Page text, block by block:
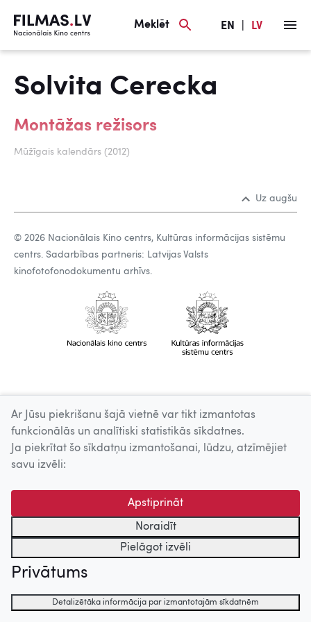
Meklēt EN LV
Solvita Cerecka
Montāžas režisors
Mūžīgais kalendārs (2012)
Uz augšu
© 2026 Nacionālais Kino centrs, Kultūras informācijas sistēmu
centrs. Sadarbības partneris: Latvijas Valsts
kinofotofonodokumentu arhīvs.
Ar Jūsu piekrišanu šajā vietnē var tikt izmantotas
funkcionālās un analītiski statistikās sīkdatnes.
Ja piekrītat šo sīkdatņu izmantošanai, lūdzu, atzīmējiet
savu izvēli:
Apstiprināt
Noraidīt
Pielāgot izvēli
Privātums
Detalizētāka informācija par izmantotajām sīkdatnēm